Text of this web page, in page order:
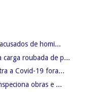
de homi...
carga roubada de p...
a Covid-19 fora...
obras e ...